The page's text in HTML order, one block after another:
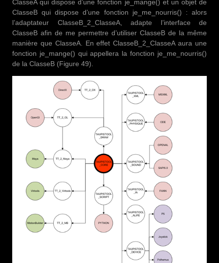
ClasseA qui dispose d’une fonction je_mange() et un objet de
ClasseB qui dispose d’une fonction je_me_nourris() : alors
l’adaptateur ClasseB_2_ClasseA, adapte l’interface de
ClasseB afin de me permettre d’utiliser ClasseB de la même
manière que ClasseA. En effet ClasseB_2_ClasseA aura une
fonction je_mange() qui appellera la fonction je_me_nourris()
de la ClasseB (Figure 49).